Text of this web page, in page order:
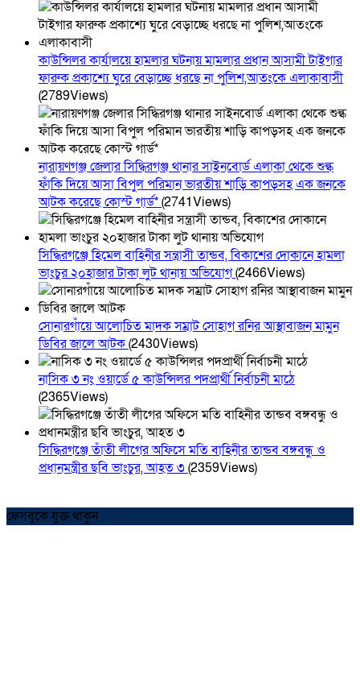
কাউন্সিলর কার্যালয়ে হামলার ঘটনায় মামলার প্রধান আসামী টাইগার
ফারুক প্রকাশ্যে ঘুরে বেড়াচ্ছে ধরছে না পুলিশ,আতংকে এলাকাবাসী
(2789Views)
নারায়ণগঞ্জ জেলার সিদ্ধিরগঞ্জ থানার সাইনবোর্ড এলাকা থেকে শুল্ক
ফাঁকি দিয়ে আসা বিপুল পরিমান ভারতীয় শাড়ি কাপড়সহ এক জনকে
আটক করেছে কোস্ট গার্ড*(2741Views)
সিদ্ধিরগঞ্জে হিমেল বাহিনীর সন্ত্রাসী তান্ডব, বিকাশের দোকানে হামলা
ভাংচুর ২০হাজার টাকা লুট থানায় অভিযোগ(2466Views)
সোনারগাঁয়ে আলোচিত মাদক সম্রাট সোহাগ রনির আস্থাবাজন মামুন
ডিবির জালে আটক(2430Views)
নাসিক ৩ নং ওয়ার্ডে ৫ কাউন্সিলর পদপ্রার্থী নির্বাচনী মাঠে
(2365Views)
সিদ্ধিরগঞ্জে তাঁতী লীগের অফিসে মতি বাহিনীর তান্ডব বঙ্গবন্ধু ও
প্রধানমন্ত্রীর ছবি ভাংচুর, আহত ৩(2359Views)
ফেসবুকে যুক্ত থাকুন